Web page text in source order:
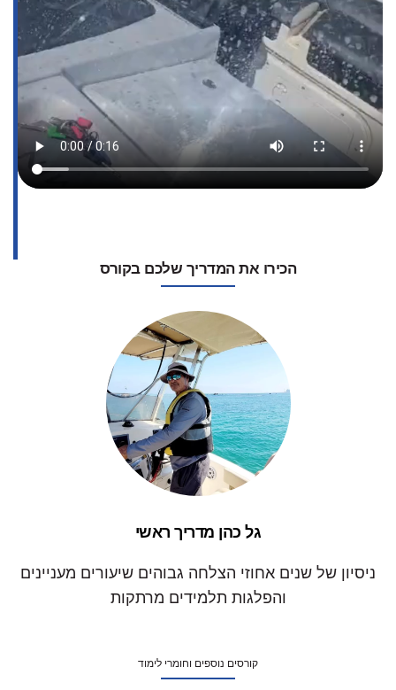
הכירו את המדריך שלכם בקורס
גל כהן מדריך ראשי
ניסיון של שנים אחוזי הצלחה גבוהים שיעורים מעניינים
והפלגות תלמידים מרתקות
קורסים נוספים וחומרי לימוד